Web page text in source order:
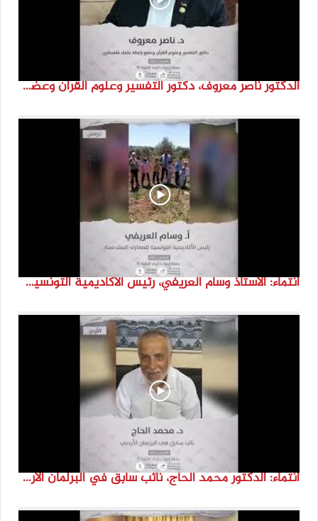
الدكتور ناصر معروف، دكتور التفسير وعلوم القرآن وعضو رابطة علماء فلسطين #فلسطين
انتماء: الاستاذ وسام العريفي، رئيس الاكاديمية التونسية للمعارف المقدسية، تونس
انتماء: الدكتور محمد الحاج، نائب سابق في البرلمان الاردني، الاردن